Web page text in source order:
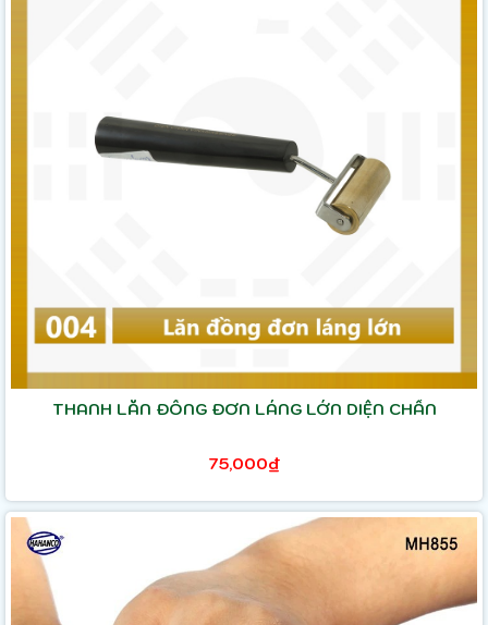
THANH LĂN ĐỒNG ĐƠN LÁNG LỚN DIỆN CHẨN
75,000₫